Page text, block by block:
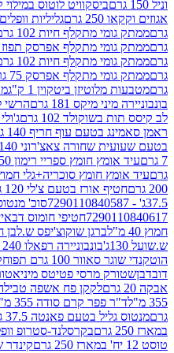
ביסקוויט לוטוס במילוי קרם לוטוס 150 גרם
גרם
גליליות וופלים וניל 250 גרם
מתקלף חיות 102 גרם
מתקלף אפרסק תפוז 85 גרם
מתקלף חיות 102 גרם
מתקלף אפרסק 75 גרם
ביטקוין 1 ק"ג
מטבעות מולטיזן 5 ש"ח
מיקס 181 גרם
הרשי לבבות אקסטרה
102 גרם
ג'ולי ראנצ'ר גומי
עוף חריף 140 גרם
אטריות
שחורה צאצ'רוני 140 גרם
צופה
חומץ ספריי רימון 50 גרם
חומץ סוכריה+גלי חמוץ 50 גרם
אורז בטעם צ'לי 120 גרם
סוכ'
חטיפי חומוס דבאייל 200 גרם
ברגן שוקוצ'יפס ש.לבן חמוציות 130ג'
בונבוניירה רפאלו 240 גרם
100 גרם תפוח
מרסי פטיטס מיניאטור 125ג'
עיד
לקקן פח אשפה טבילה +אבקה 40 גרם
פפר קרם סודה 355 מ"ל
בטעם פאנטה 37.5 גרם
בקרסלנד-סטרופ וופל הולנדי 250 גרם
קינדר שוקו בונס קריספי